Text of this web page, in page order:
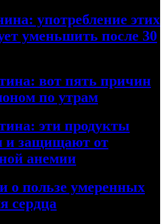
употребление этих
уменьшить после 30
вот пять причин
по утрам
эти продукты
и защищают от
анемии
о пользе умеренных
сердца